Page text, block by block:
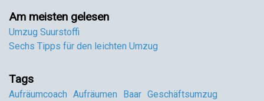
Am meisten gelesen
Umzug Suurstoffi
Sechs Tipps für den leichten Umzug
Tags
Aufräumcoach Aufräumen Baar Geschäftsumzug